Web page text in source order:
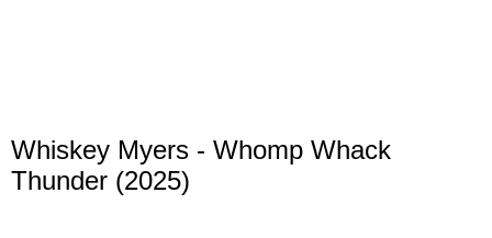
Whiskey Myers - Whomp Whack
Thunder (2025)